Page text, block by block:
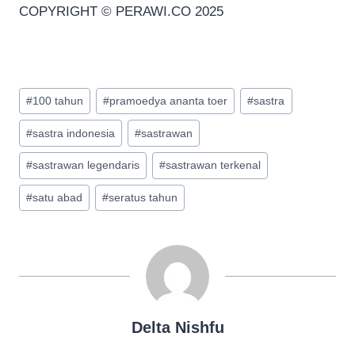
COPYRIGHT © PERAWI.CO 2025
Post
Tags:
#100 tahun #pramoedya ananta toer #sastra
#sastra indonesia #sastrawan
#sastrawan legendaris #sastrawan terkenal
#satu abad #seratus tahun
Delta Nishfu